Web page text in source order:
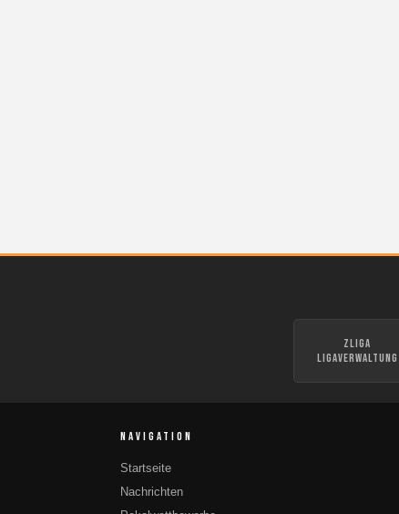
zLiga
Ligaverwaltung
NAVIGATION
Startseite
Nachrichten